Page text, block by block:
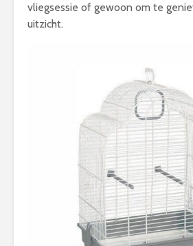
vliegsessie of gewoon om te
uitzicht.